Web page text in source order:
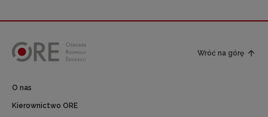
Wróć na górę
O nas
Kierownictwo ORE